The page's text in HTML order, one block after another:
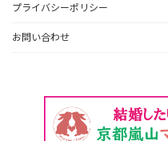
プライバシーポリシー
お問い合わせ